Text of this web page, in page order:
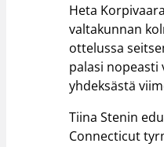
Heta
valtakunnan
ottelussa
palasi nopeasti
yhdeksästä
Tiina Stenin
Connecticut